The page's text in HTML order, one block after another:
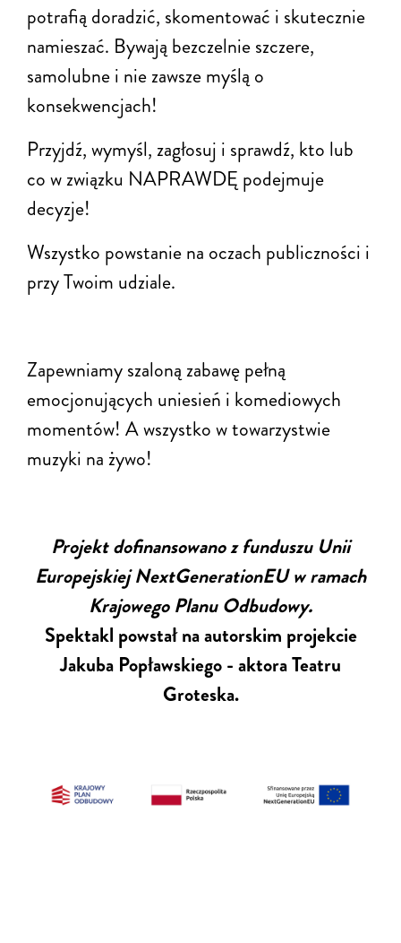
potrafią doradzić, skomentować i skutecznie
namieszać. Bywają bezczelnie szczere,
samolubne i nie zawsze myślą o
konsekwencjach!
Przyjdź, wymyśl, zagłosuj i sprawdź, kto lub
co w związku NAPRAWDĘ podejmuje
decyzje!
Wszystko powstanie na oczach publiczności i
przy Twoim udziale.
Zapewniamy szaloną zabawę pełną
emocjonujących uniesień i komediowych
momentów! A wszystko w towarzystwie
muzyki na żywo!
Projekt dofinansowano z funduszu Unii
Europejskiej NextGenerationEU w ramach
Krajowego Planu Odbudowy.
Spektakl powstał na autorskim projekcie
Jakuba Popławskiego - aktora Teatru
Groteska.